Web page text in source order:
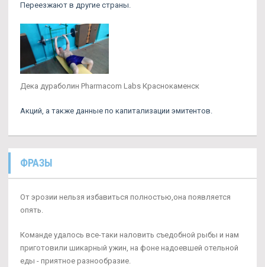
Переезжают в другие страны.
Дека дураболин Pharmacom Labs Краснокаменск
Акций, а также данные по капитализации эмитентов.
ФРАЗЫ
От эрозии нельзя избавиться полностью,она появляется
опять.
Команде удалось все-таки наловить съедобной рыбы и нам
приготовили шикарный ужин, на фоне надоевшей отельной
еды - приятное разнообразие.